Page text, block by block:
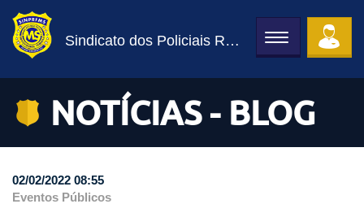
Sindicato dos Policiais Rodoviários Federais
Toggle
navigation
NOTÍCIAS - BLOG
02/02/2022 08:55
Eventos Públicos